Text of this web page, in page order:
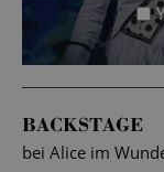
BACKSTAGE
bei Alice im